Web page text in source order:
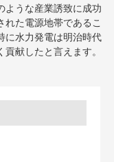
ような産業誘致に成功
れた電源地帯であるこ
に水力発電は明治時代
献したと言えます。